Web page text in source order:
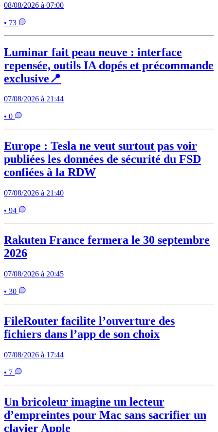
08/08/2026 à 07:00
• 73
Luminar fait peau neuve : interface
repensée, outils IA dopés et précommande
exclusive📍
07/08/2026 à 21:44
• 0
Europe : Tesla ne veut surtout pas voir
publiées les données de sécurité du FSD
confiées à la RDW
07/08/2026 à 21:40
• 94
Rakuten France fermera le 30 septembre
2026
07/08/2026 à 20:45
• 30
FileRouter facilite l’ouverture des
fichiers dans l’app de son choix
07/08/2026 à 17:44
• 7
Un bricoleur imagine un lecteur
d’empreintes pour Mac sans sacrifier un
clavier Apple